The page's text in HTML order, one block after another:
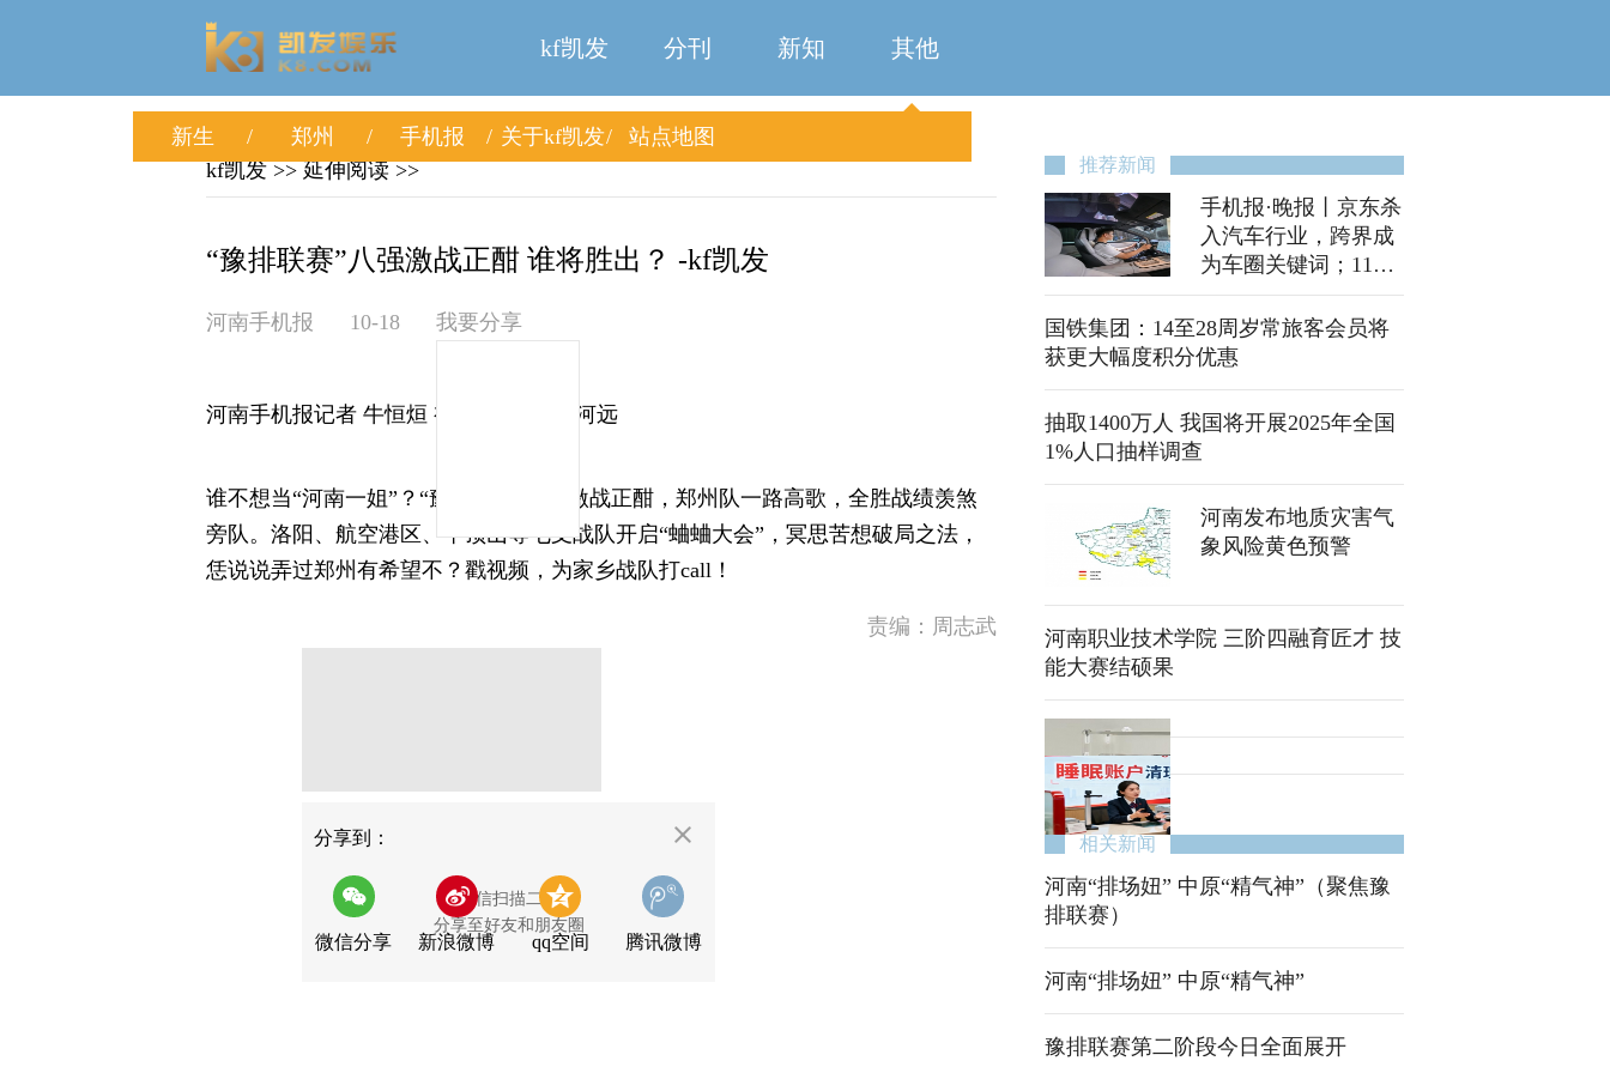
kf凯发 分刊 新知 其他
新生 郑州 手机报 关于kf凯发
站点地图
kf凯发 >> 延伸阅读 >>
“豫排联赛”八强激战正酣 谁将胜出？ -kf凯发
河南手机报 10-18 我要分享
河南手机报记者 牛恒烜 视频 赵丹心 刘河远
谁不想当“河南一姐”？“豫排联赛”八强激战正酣，郑州队一路高歌，全胜战绩羡煞
旁队。洛阳、航空港区、平顶山等七支战队开启“蛐蛐大会”，冥思苦想破局之法，
恁说说弄过郑州有希望不？戳视频，为家乡战队打call！
责编：周志武
分享到：
微信分享
用微信扫描二维码
分享至好友和朋友圈
新浪微博 qq空间 腾讯微博
推荐新闻
手机报·晚报丨京东杀
入汽车行业，跨界成
为车圈关键词；11月
1日至30日，入户调
查来了！
国铁集团：14至28周岁常旅客会员将
获更大幅度积分优惠
抽取1400万人 我国将开展2025年全国
1%人口抽样调查
河南发布地质灾害气
象风险黄色预警
河南职业技术学院 三阶四融育匠才 技
能大赛结硕果
相关新闻
河南“排场妞” 中原“精气神”（聚焦豫
排联赛）
河南“排场妞” 中原“精气神”
豫排联赛第二阶段今日全面展开